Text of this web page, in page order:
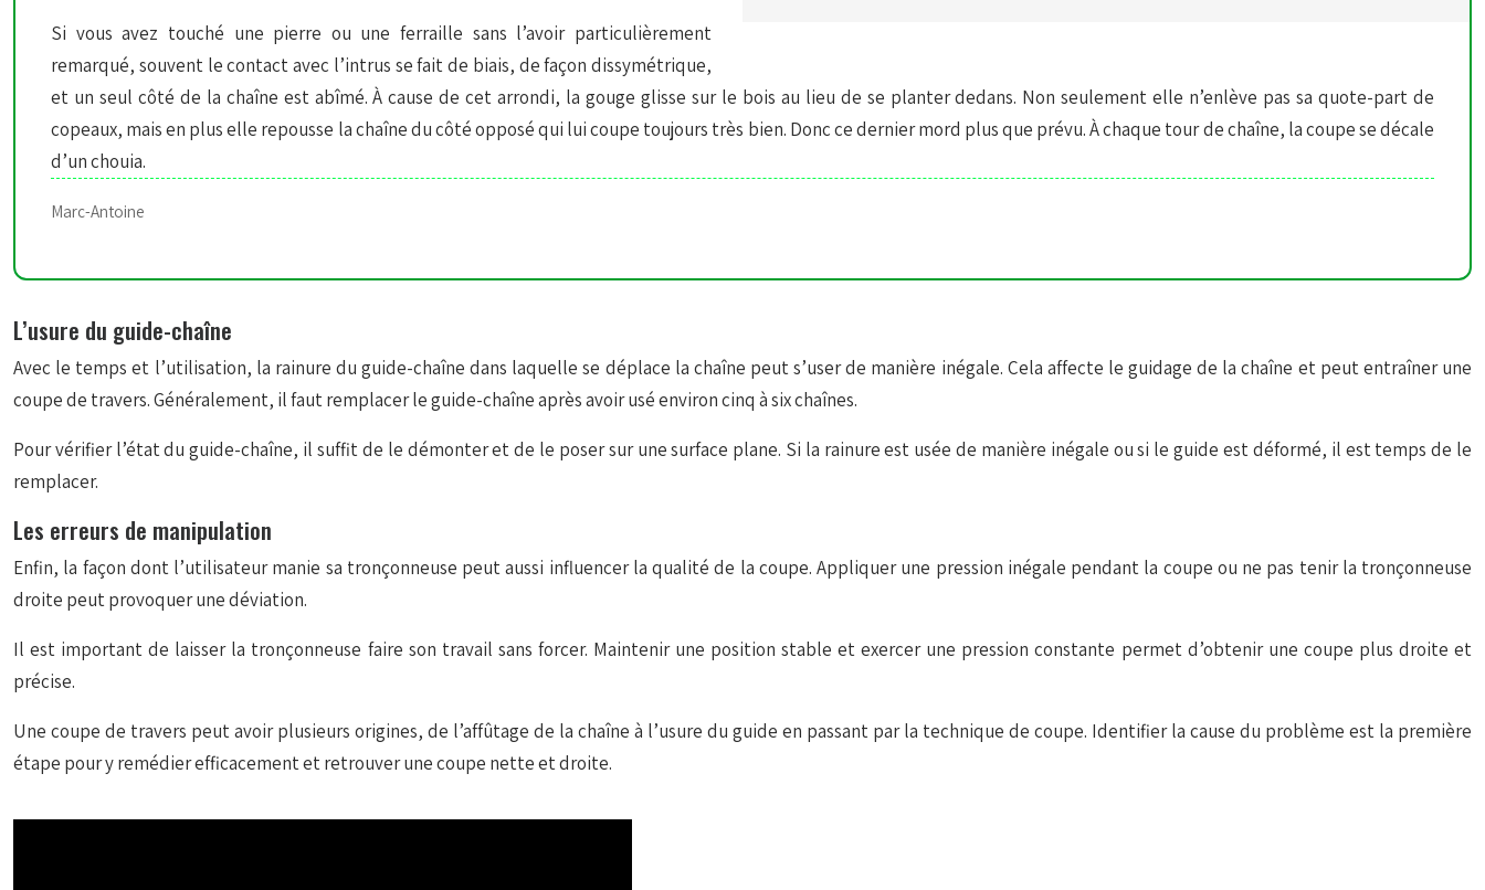
Si vous avez touché une pierre ou une ferraille sans l’avoir particulièrement
remarqué, souvent le contact avec l’intrus se fait de biais, de façon dissymétrique,
et un seul côté de la chaîne est abîmé. À cause de cet arrondi, la gouge glisse sur le bois au lieu de se planter dedans. Non seulement elle n’enlève pas sa quote-part de
copeaux, mais en plus elle repousse la chaîne du côté opposé qui lui coupe toujours très bien. Donc ce dernier mord plus que prévu. À chaque tour de chaîne, la coupe se décale
d’un chouia.
Marc-Antoine
L’usure du guide-chaîne
Avec le temps et l’utilisation, la rainure du guide-chaîne dans laquelle se déplace la chaîne peut s’user de manière inégale. Cela affecte le guidage de la chaîne et peut entraîner une
coupe de travers. Généralement, il faut remplacer le guide-chaîne après avoir usé environ cinq à six chaînes.
Pour vérifier l’état du guide-chaîne, il suffit de le démonter et de le poser sur une surface plane. Si la rainure est usée de manière inégale ou si le guide est déformé, il est temps de le
remplacer.
Les erreurs de manipulation
Enfin, la façon dont l’utilisateur manie sa tronçonneuse peut aussi influencer la qualité de la coupe. Appliquer une pression inégale pendant la coupe ou ne pas tenir la tronçonneuse
droite peut provoquer une déviation.
Il est important de laisser la tronçonneuse faire son travail sans forcer. Maintenir une position stable et exercer une pression constante permet d’obtenir une coupe plus droite et
précise.
Une coupe de travers peut avoir plusieurs origines, de l’affûtage de la chaîne à l’usure du guide en passant par la technique de coupe. Identifier la cause du problème est la première
étape pour y remédier efficacement et retrouver une coupe nette et droite.